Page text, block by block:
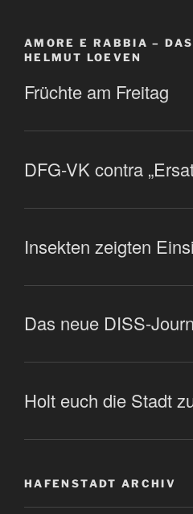
AMORE E RABBIA – DAS
HELMUT LOEVEN
Früchte am Freitag
DFG-VK contra
Insekten zeigten
Das neue DISS-
Holt euch die Stadt
HAFENSTADT ARCHIV